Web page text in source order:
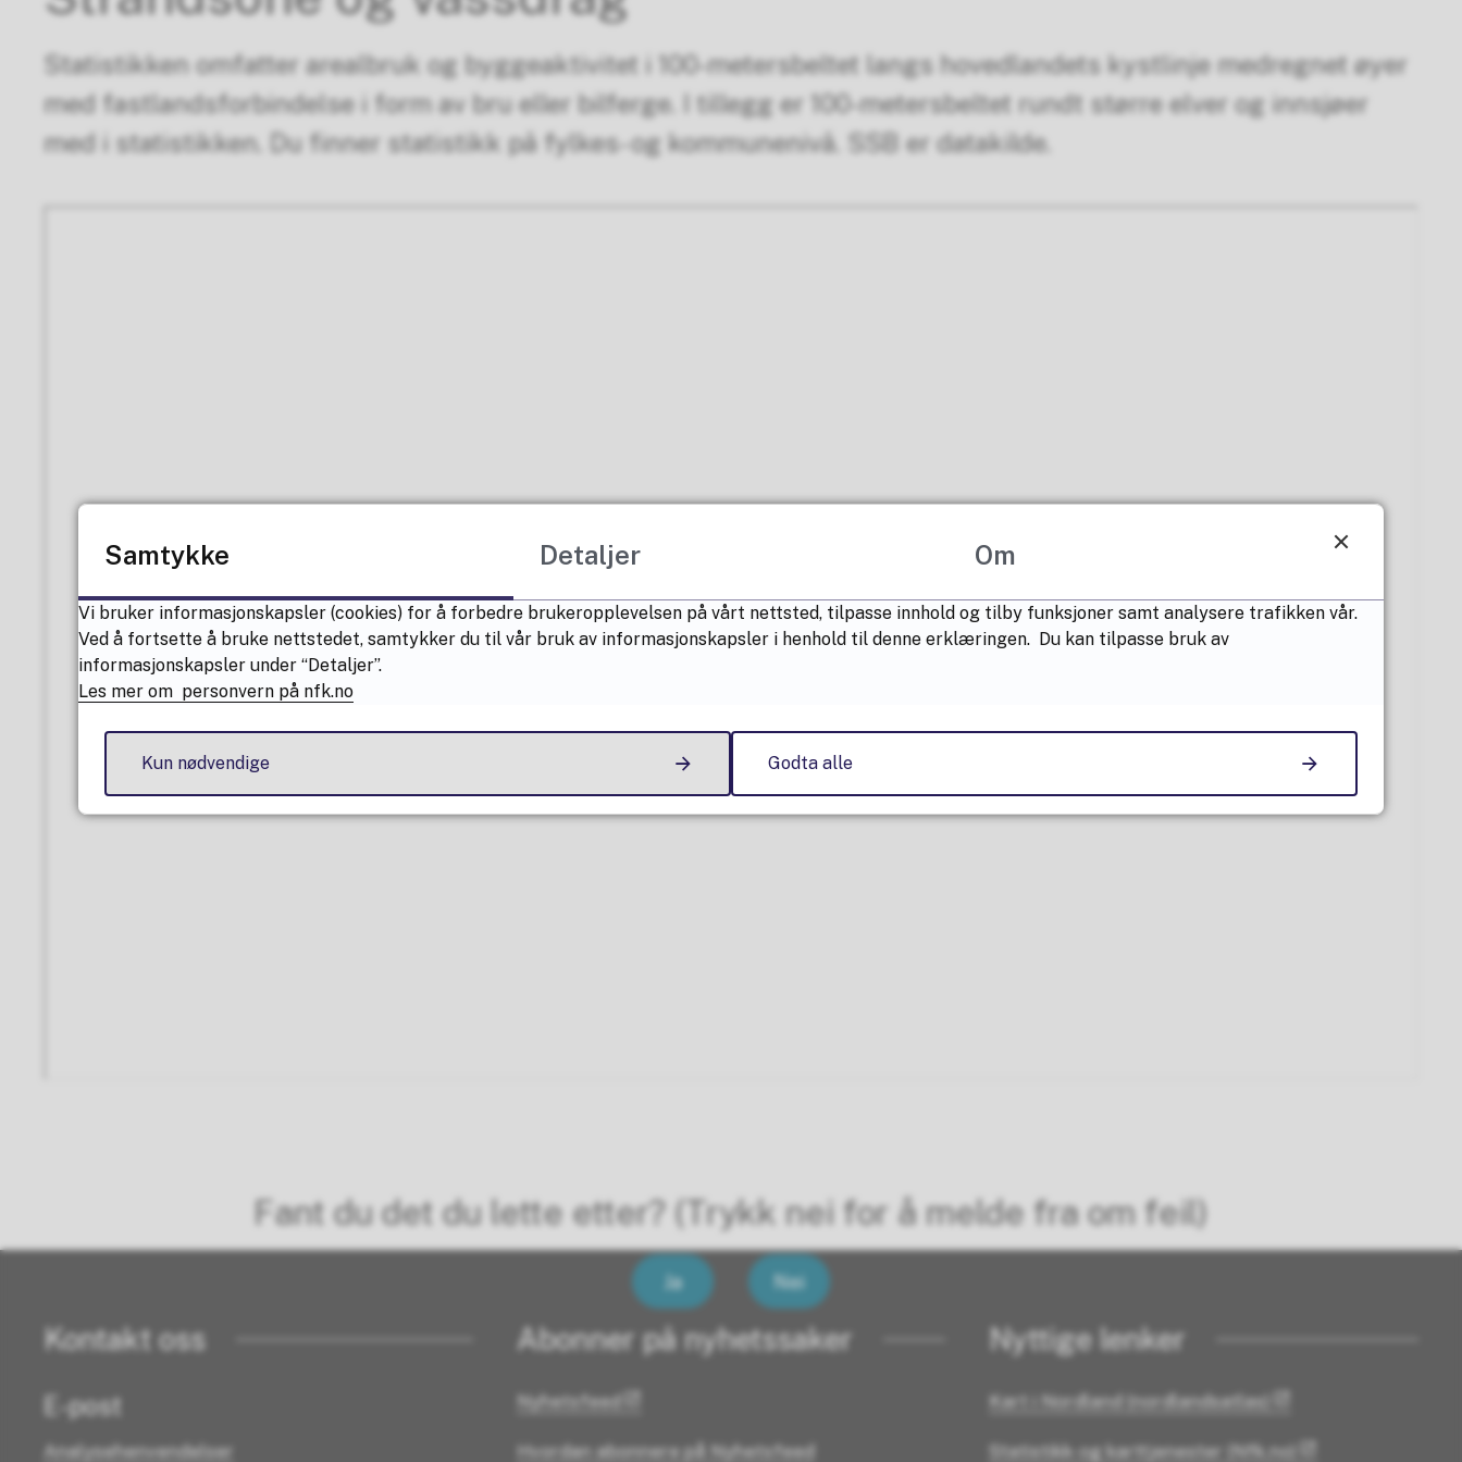
Statistikken omfatter arealbruk og byggeaktivitet i 100-metersbeltet langs hovedlandets kystlinje medregnet øyer
med fastlandsforbindelse i form av bru eller bilferge. I tillegg er 100-metersbeltet rundt større elver og innsjøer
med i statistikken. Du finner statistikk på fylkes- og kommunenivå. SSB er datakilde.
Fant du det du lette etter? (Trykk nei for å melde fra om feil)
Ja Nei
Kontakt oss
E-post
Analysehenvendelser
Abonner på nyhetssaker
Nyhetsfeed
Hvordan abonnere på Nyhetsfeed
Nyttige lenker
Kart i Nordland (nordlandsatlas)
Statistikk- og karttjenester (Nfk.no)
Samtykke Detaljer Om
Vi bruker informasjonskapsler (cookies) for å forbedre brukeropplevelsen på vårt nettsted, tilpasse innhold og tilby funksjoner samt analysere trafikken vår.
Ved å fortsette å bruke nettstedet, samtykker du til vår bruk av informasjonskapsler i henhold til denne erklæringen. Du kan tilpasse bruk av
informasjonskapsler under “Detaljer”.
Les mer om personvern på nfk.no
Kun nødvendige Godta alle